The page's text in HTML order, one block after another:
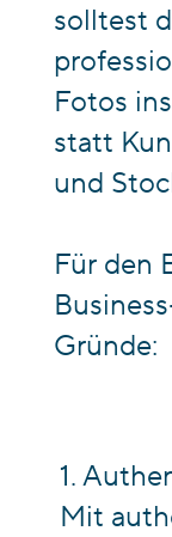
solltest
Fotos
statt
und
Für den
Gründe:
1.
Mit